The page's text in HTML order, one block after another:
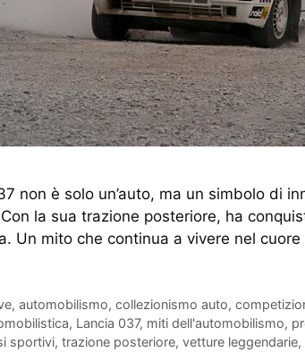
non è solo un’auto, ma un simbolo di
la sua trazione posteriore, ha
Un mito che continua a vivere nel
, automobilismo, collezionismo auto,
, Lancia 037, miti dell'automobilismo,
sportivi, trazione posteriore, vetture leggendarie,